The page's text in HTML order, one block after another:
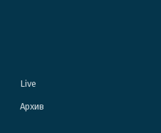
Live
Архив